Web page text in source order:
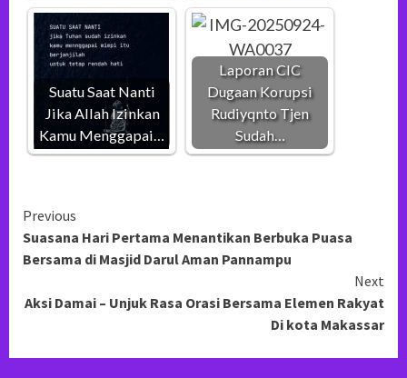
Suatu Saat Nanti
Jika Allah Izinkan
Kamu Menggapai…
Laporan CIC
Dugaan Korupsi
Rudiyqnto Tjen
Sudah…
Continue
Reading
Previous
Suasana Hari Pertama Menantikan Berbuka Puasa
Bersama di Masjid Darul Aman Pannampu
Next
Aksi Damai – Unjuk Rasa Orasi Bersama Elemen Rakyat
Di kota Makassar